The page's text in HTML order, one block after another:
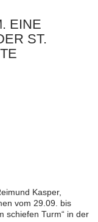
EINE
ST.
Kasper,
vom 29.09. bis
schiefen Turm“ in der